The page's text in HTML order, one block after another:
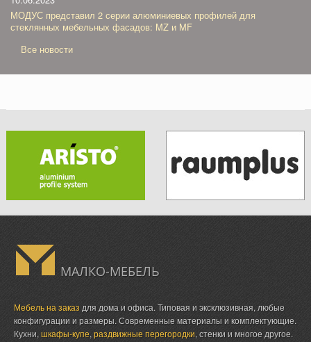
МОДУС представил 2 серии алюминиевых профилей для
стеклянных мебельных фасадов: MZ и MF
Все новости
МАЛКО-МЕБЕЛЬ
Мебель на заказ для дома и офиса. Типовая и эксклюзивная, любые
конфигурации и размеры. Современные материалы и комплектующие.
Кухни, шкафы-купе, раздвижные перегородки, стенки и многое другое.